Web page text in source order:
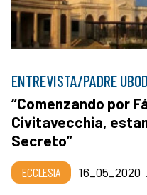
ENTREVISTA/PADRE
“Comenzando por
Civitavecchia,
Secreto”
ECCLESIA 16_05_2020